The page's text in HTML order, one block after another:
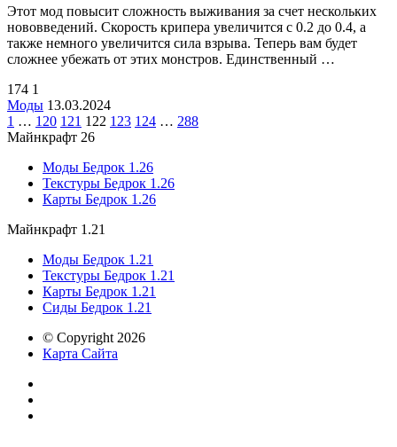
Этот мод повысит сложность выживания за счет нескольких
нововведений. Скорость крипера увеличится с 0.2 до 0.4, а
также немного увеличится сила взрыва. Теперь вам будет
сложнее убежать от этих монстров. Единственный …
174 1
Моды 13.03.2024
1 … 120 121 122 123 124 … 288
Майнкрафт 26
Моды Бедрок 1.26
Текстуры Бедрок 1.26
Карты Бедрок 1.26
Майнкрафт 1.21
Моды Бедрок 1.21
Текстуры Бедрок 1.21
Карты Бедрок 1.21
Сиды Бедрок 1.21
© Copyright 2026
Карта Сайта